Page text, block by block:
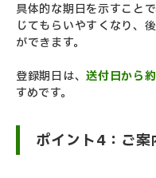
具体的な期日を示すこと
じてもらいやすくなり、
ができます。
登録期日は、送付日から
すめです。
ポイント4：ご